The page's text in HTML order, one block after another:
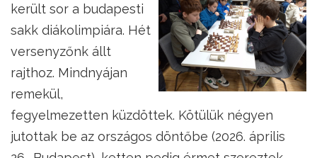
került sor a budapesti
sakk diákolimpiára. Hét
versenyzőnk állt
rajthoz. Mindnyájan
remekül,
fegyelmezetten küzdöttek. Kötülük négyen
jutottak be az országos döntőbe (2026. április